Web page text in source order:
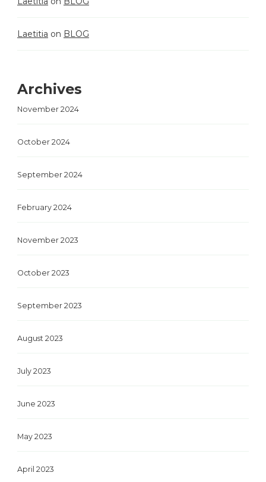
Laetitia on BLOG
Archives
November 2024
October 2024
September 2024
February 2024
November 2023
October 2023
September 2023
August 2023
July 2023
June 2023
May 2023
April 2023